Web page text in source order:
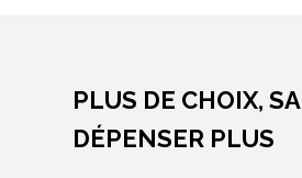
PLUS DE CHOIX,
DÉPENSER PLUS